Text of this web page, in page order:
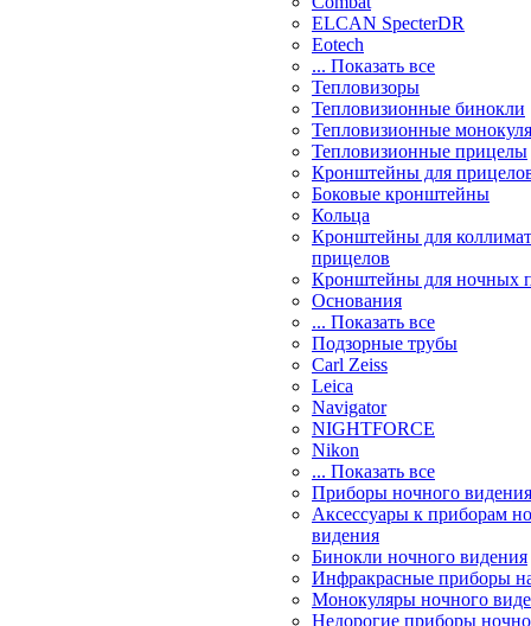
ELCAN SpecterDR
Eotech
... Показать все
Тепловизоры
Тепловизионные бинокли
Тепловизионные
Тепловизионные прицелы
Кронштейны для
Боковые кронштейны
Кольца
Кронштейны для
прицелов
Кронштейны для ночных
Основания
... Показать все
Подзорные трубы
Carl Zeiss
Leica
Navigator
NIGHTFORCE
Nikon
... Показать все
Приборы ночного видения
Аксессуары к приборам
видения
Бинокли ночного видения
Инфракрасные приборы
Монокуляры ночного
Недорогие приборы